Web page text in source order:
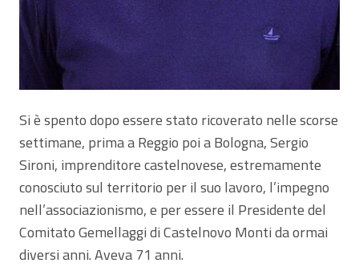
Si è spento dopo essere stato ricoverato nelle scorse
settimane, prima a Reggio poi a Bologna, Sergio
Sironi, imprenditore castelnovese, estremamente
conosciuto sul territorio per il suo lavoro, l’impegno
nell’associazionismo, e per essere il Presidente del
Comitato Gemellaggi di Castelnovo Monti da ormai
diversi anni. Aveva 71 anni.